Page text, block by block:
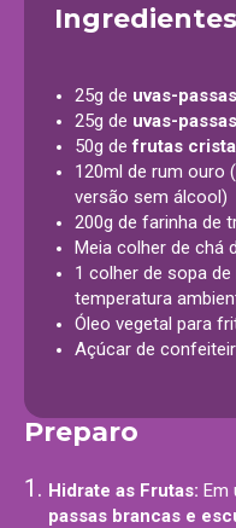
Ingredientes
25g de uvas-
25g de uvas-
50g defrutas
120ml de rum ouro
versão sem álcool)
200g de farinha de
Meia colher de chá
1 colher de sopa
temperatura
Óleo vegetal para
Açúcar de
Preparo
Hidrate as Frutas: Em
passas brancas e